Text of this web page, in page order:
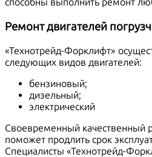
способны выполнить ремонт
Ремонт двигателей
«Технотрейд-Форклифт»
следующих видов двигателей:
бензиновый;
дизельный;
электрический
Своевременный качественный
поможет продлить срок
Специалисты «Технотрейд-